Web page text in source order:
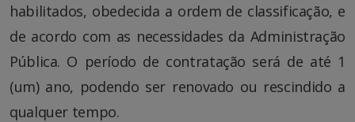
habilitados, obedecida a ordem de classificação, e
de acordo com as necessidades da Administração
Pública. O período de contratação será de até 1
(um) ano, podendo ser renovado ou rescindido a
qualquer tempo.